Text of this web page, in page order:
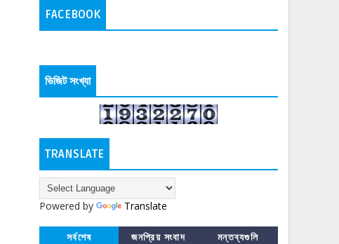
FACEBOOK
ভিজিট সংখ্যা
TRANSLATE
Powered by Translate
সর্বশেষ জনপ্রিয় সংবাদ মন্তব্যগুলি